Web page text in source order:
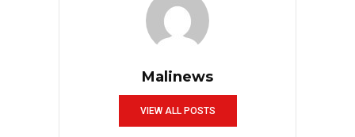
Malinews
VIEW ALL POSTS